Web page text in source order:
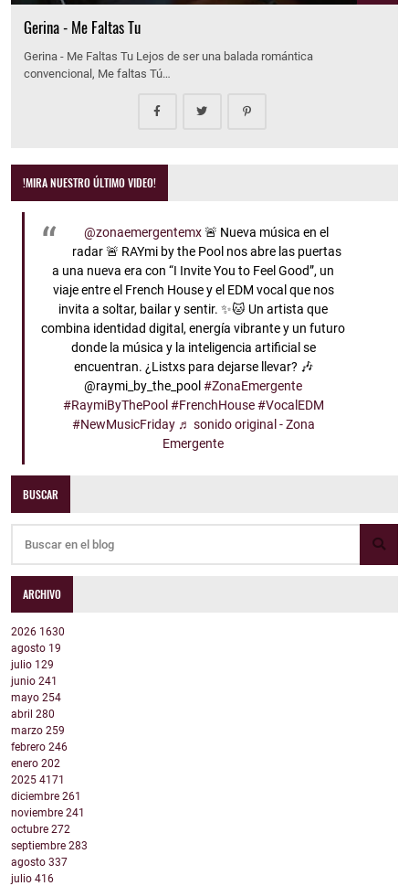
Gerina - Me Faltas Tu
Gerina - Me Faltas Tu Lejos de ser una balada romántica
convencional, Me faltas Tú…
!MIRA NUESTRO ÚLTIMO VIDEO!
@zonaemergentemx🚨 Nueva música en el
radar 🚨 RAYmi by the Pool nos abre las puertas
a una nueva era con “I Invite You to Feel Good”, un
viaje entre el French House y el EDM vocal que nos
invita a soltar, bailar y sentir. ✨🐱 Un artista que
combina identidad digital, energía vibrante y un futuro
donde la música y la inteligencia artificial se
encuentran. ¿Listxs para dejarse llevar? 🎶
@raymi_by_the_pool#ZonaEmergente
#RaymiByThePool #FrenchHouse #VocalEDM
#NewMusicFriday ♬ sonido original - Zona
Emergente
BUSCAR
ARCHIVO
2026 1630
agosto 19
julio 129
junio 241
mayo 254
abril 280
marzo 259
febrero 246
enero 202
2025 4171
diciembre 261
noviembre 241
octubre 272
septiembre 283
agosto 337
julio 416